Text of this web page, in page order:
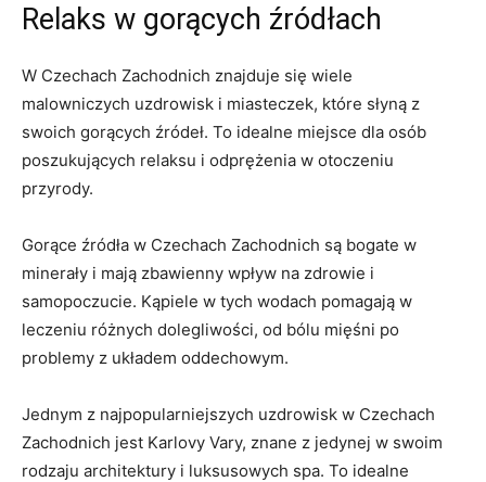
Relaks w gorących źródłach
W Czechach​ Zachodnich znajduje się ​wiele
malowniczych uzdrowisk i miasteczek, które słyną z
swoich gorących⁤ źródeł. To idealne miejsce dla osób
poszukujących relaksu i odprężenia w ​otoczeniu
przyrody.
Gorące ‌źródła w Czechach Zachodnich⁣ są bogate w
minerały i mają zbawienny wpływ na‌ zdrowie i
samopoczucie. Kąpiele w tych wodach pomagają w
leczeniu różnych dolegliwości, od bólu​ mięśni po
problemy z⁣ układem oddechowym.
Jednym z najpopularniejszych uzdrowisk w Czechach
Zachodnich jest Karlovy Vary, znane z ⁣jedynej w swoim
rodzaju architektury i luksusowych spa. To idealne